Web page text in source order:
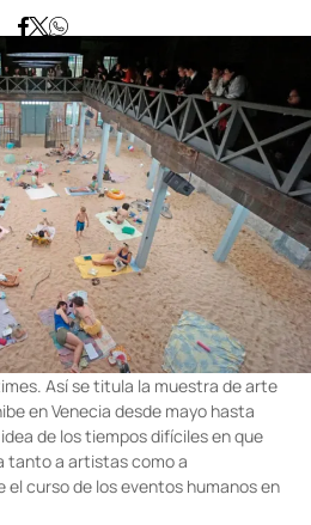
Así se titula la muestra de arte
en Venecia desde mayo hasta
de los tiempos difíciles en que
tanto a artistas como a
curso de los eventos humanos en